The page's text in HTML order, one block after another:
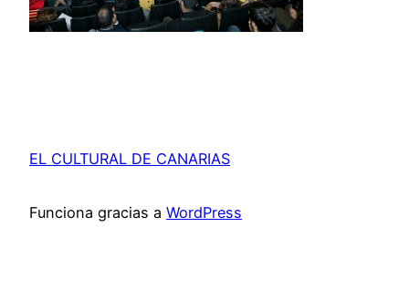
EL CULTURAL DE CANARIAS
Funciona gracias a WordPress